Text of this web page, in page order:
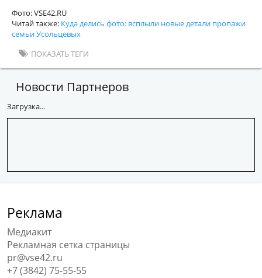
Фото: VSE42.RU
Читай также: Куда делись фото: всплыли новые детали пропажи
семьи Усольцевых
ПОКАЗАТЬ ТЕГИ
Новости Партнеров
Загрузка...
Реклама
Медиакит
Рекламная сетка страницы
pr@vse42.ru
+7 (3842) 75-55-55